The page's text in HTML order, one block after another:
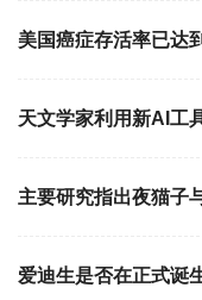
美国癌症存活率已达
天文学家利用新AI工
主要研究指出夜猫子
爱迪生是否在正式诞